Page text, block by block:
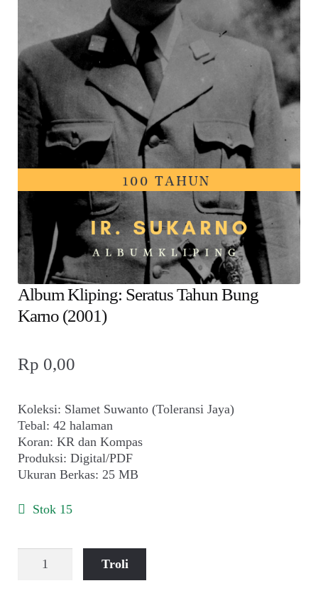
Alamat
Rekening
Reseller
Album Kliping: Seratus Tahun Bung
Karno (2001)
Rp 0,00
Koleksi: Slamet Suwanto (Toleransi Jaya)
Tebal: 42 halaman
Koran: KR dan Kompas
Produksi: Digital/PDF
Ukuran Berkas: 25 MB
Stok 15
Album
Troli